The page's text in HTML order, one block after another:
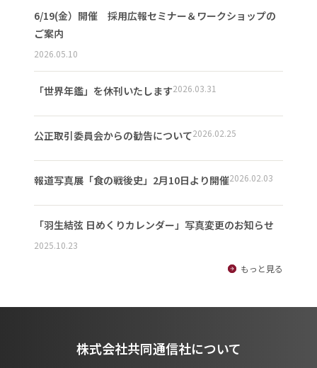
6/19(金）開催 採用広報セミナー＆ワークショップの
ご案内
2026.05.10
「世界年鑑」を休刊いたします2026.03.31
公正取引委員会からの勧告について2026.02.25
報道写真展「食の戦後史」2月10日より開催2026.02.03
「羽生結弦 日めくりカレンダー」写真変更のお知らせ
2025.10.23
もっと見る
株式会社共同通信社について